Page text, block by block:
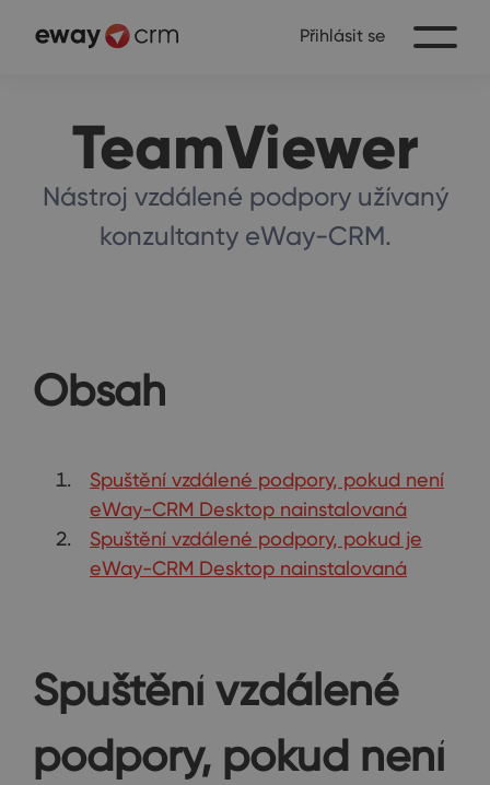
Přihlásit se
TeamViewer
Nástroj vzdálené podpory užívaný
konzultanty eWay-CRM.
Obsah
Spuštění vzdálené podpory, pokud není
eWay-CRM Desktop nainstalovaná
Spuštění vzdálené podpory, pokud je
eWay-CRM Desktop nainstalovaná
Spuštění vzdálené
podpory, pokud není